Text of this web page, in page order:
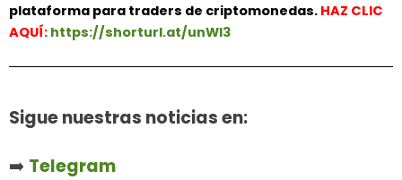
plataforma para traders de criptomonedas. HAZ CLIC
AQUÍ: https://shorturl.at/unWl3
Sigue nuestras noticias en:
➡️ Telegram